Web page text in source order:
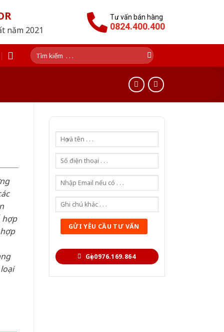
năm 2021
Tư vấn bán hàng
0824.400.400
Tìm
kiếm:
Gọi 0976.169.864
hợp